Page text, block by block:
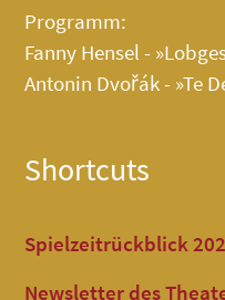
Programm:
Fanny Hensel -
Antonin Dvořák - »Te
Shortcuts
Spielzeitrückblick
Newsletter des